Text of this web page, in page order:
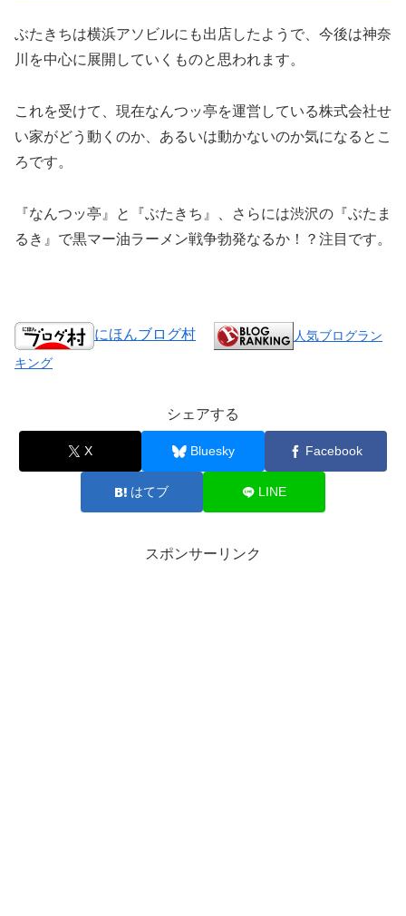
ぶたきちは横浜アソビルにも出店したようで、今後は神奈
川を中心に展開していくものと思われます。
これを受けて、現在なんつッ亭を運営している株式会社せ
い家がどう動くのか、あるいは動かないのか気になるとこ
ろです。
『なんつッ亭』と『ぶたきち』、さらには渋沢の『ぶたま
るき』で黒マー油ラーメン戦争勃発なるか！？注目です。
にほんブログ村
人気ブログラン
キング
シェアする
X Bluesky Facebook
はてブ LINE
スポンサーリンク